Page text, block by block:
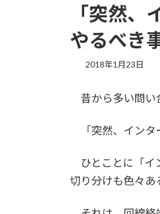
「突然
やるべき
2018年1月23日
昔から多い問い
「突然、インタ
ひとことに「イ
切り分けも色々あ